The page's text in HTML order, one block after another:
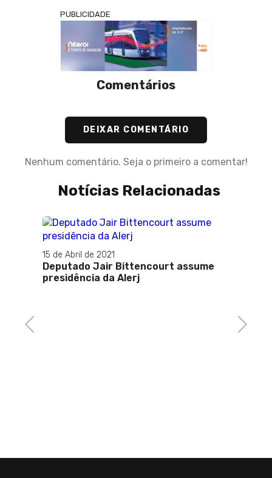
PUBLICIDADE
Comentários
DEIXAR COMENTÁRIO
Nenhum comentário. Seja o primeiro a comentar!
Notícias Relacionadas
Previous
15 de Abril de 2021
Deputado Jair Bittencourt assume
presidência da Alerj
Next